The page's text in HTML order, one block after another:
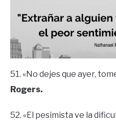
51. «No dejes que ayer,
Rogers.
52. «El pesimista ve la